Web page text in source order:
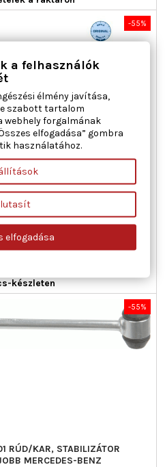
-55%
KAR, STABILIZÁTOR HÁTSÓ
BENZ MERCEDES-BENZ (BBDC)
jobb, Hossz [mm] : 233, Páros
Rúd/kar : kapcsolórúd
FtNormál
10 218 Ft
készleten
-55%
RÚD/KAR, STABILIZÁTOR
MERCEDES-BENZ
a felhasználók
élmény javítása,
szabott tartalom
webhely forgalmának
elfogadása” gombra
használatához.
elfogadása